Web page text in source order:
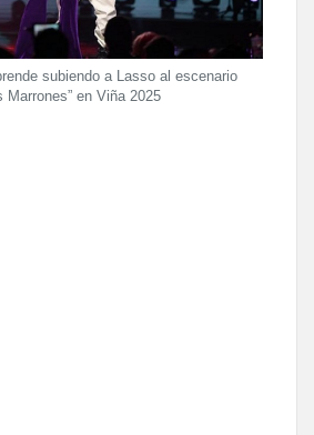
subiendo a Lasso al escenario
Marrones” en Viña 2025